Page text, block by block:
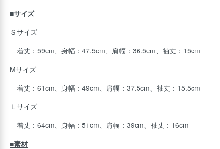
■サイズ
Ｓサイズ
着丈：59cm、身幅：47.5cm、肩幅：36.5cm、袖丈：15cm
Mサイズ
着丈：61cm、身幅：49cm、肩幅：37.5cm、袖丈：15.5cm
Ｌサイズ
着丈：64cm、身幅：51cm、肩幅：39cm、袖丈：16cm
■素材